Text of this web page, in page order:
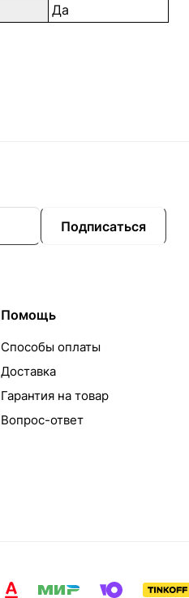
Да
Подписаться
Помощь
Способы оплаты
Доставка
Гарантия на товар
Вопрос-ответ